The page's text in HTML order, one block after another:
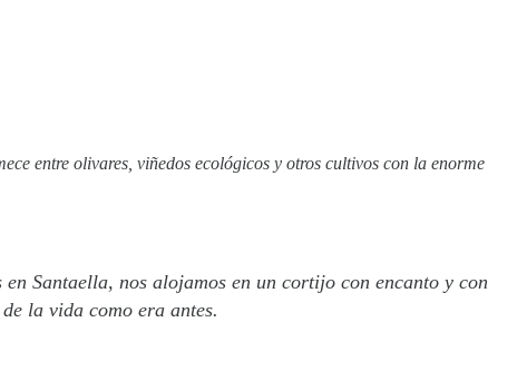
entre olivares, viñedos ecológicos y otros cultivos con la enorme
Santaella, nos alojamos en un cortijo con encanto y con
la vida como era antes.